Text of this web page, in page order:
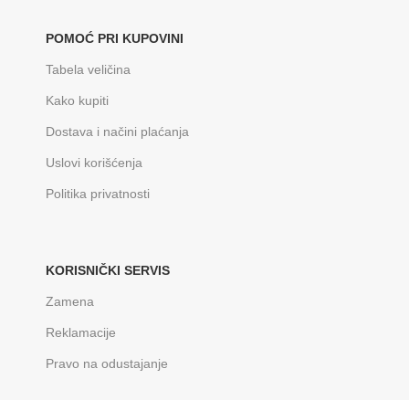
POMOĆ PRI KUPOVINI
Tabela veličina
Kako kupiti
Dostava i načini plaćanja
Uslovi korišćenja
Politika privatnosti
KORISNIČKI SERVIS
Zamena
Reklamacije
Pravo na odustajanje